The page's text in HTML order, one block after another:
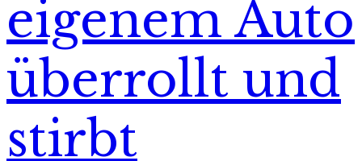
eigenem Auto
überrollt und
stirbt